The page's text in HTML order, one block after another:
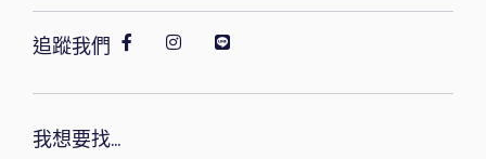
追蹤我們
我想要找...